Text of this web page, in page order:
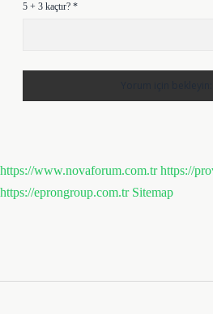
5 + 3 kaçtır? *
https://www.novaforum.com.tr https://
https://eprongroup.com.tr Sitemap